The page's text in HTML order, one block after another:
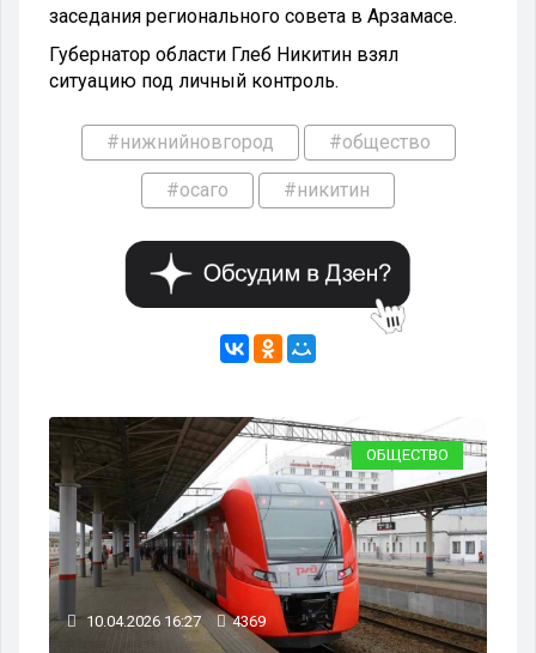
заседания регионального совета в Арзамасе.
Губернатор области Глеб Никитин взял
ситуацию под личный контроль.
#нижнийновгород #общество
#осаго #никитин
ОБЩЕСТВО
10.04.2026 16:27 4369